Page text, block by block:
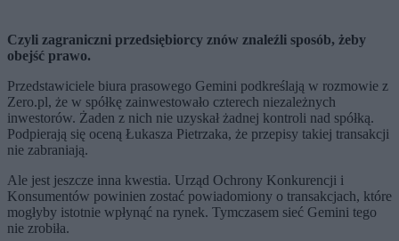
Czyli zagraniczni przedsiębiorcy znów znaleźli sposób, żeby
obejść prawo.
Przedstawiciele biura prasowego Gemini podkreślają w rozmowie z
Zero.pl, że w spółkę zainwestowało czterech niezależnych
inwestorów. Żaden z nich nie uzyskał żadnej kontroli nad spółką.
Podpierają się oceną Łukasza Pietrzaka, że przepisy takiej transakcji
nie zabraniają.
Ale jest jeszcze inna kwestia. Urząd Ochrony Konkurencji i
Konsumentów powinien zostać powiadomiony o transakcjach, które
mogłyby istotnie wpłynąć na rynek. Tymczasem sieć Gemini tego
nie zrobiła.